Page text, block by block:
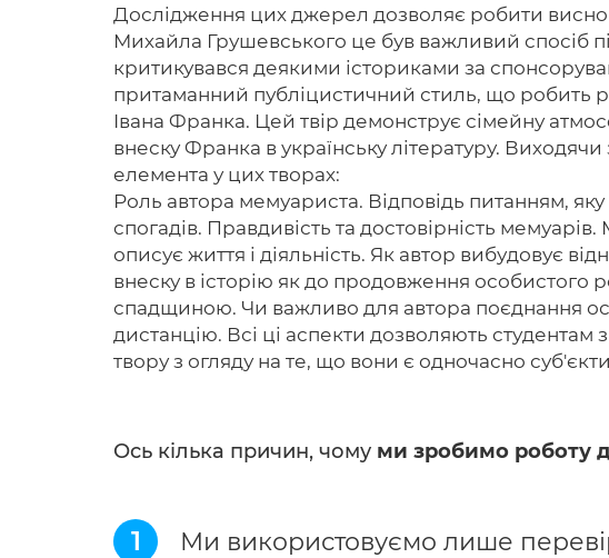
Дослідження цих джерел дозволяє робити
Михайла Грушевського це був важливий спосіб
критикувався деякими істориками за
притаманний публіцистичний стиль, що робить
Івана Франка. Цей твір демонструє сімейну
внеску Франка в українську літературу.
елемента у цих творах:
Роль автора мемуариста. Відповідь питанням, яку
спогадів. Правдивість та достовірність
описує життя і діяльність. Як автор вибудовує
внеску в історію як до продовження особистого
спадщиною. Чи важливо для автора поєднання
дистанцію. Всі ці аспекти дозволяють студентам
твору з огляду на те, що вони є одночасно
Ось кілька причин, чому ми зробимо роботу
1 Ми використовуємо лише